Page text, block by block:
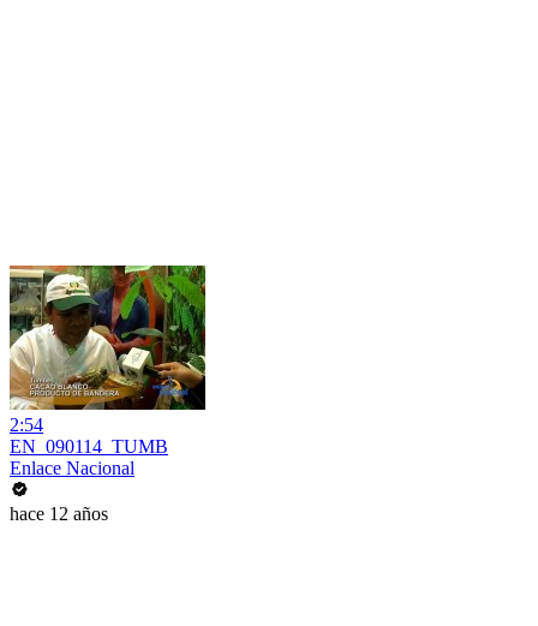
2:54
EN_090114_TUMB
Enlace Nacional
hace 12 años